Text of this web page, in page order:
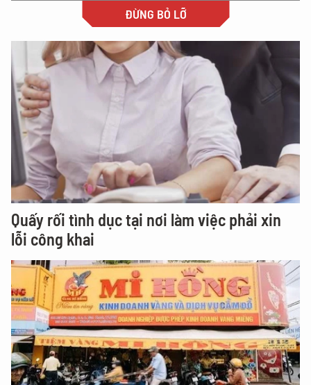
ĐỪNG BỎ LỠ
Quấy rối tình dục tại nơi làm việc phải xin
lỗi công khai